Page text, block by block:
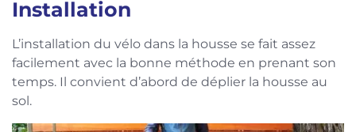
Installation
L’installation du vélo dans la housse se fait assez
facilement avec la bonne méthode en prenant son
temps. Il convient d’abord de déplier la housse au
sol.